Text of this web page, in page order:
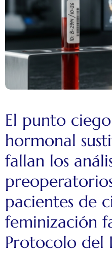
El punto
hormonal
fallan los
pacientes de
feminización
Protocolo del